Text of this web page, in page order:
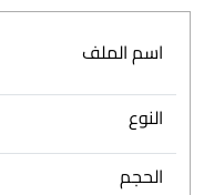
اسم الملف
النوع
الحجم